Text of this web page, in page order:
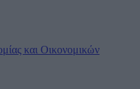
και Οικονομικών